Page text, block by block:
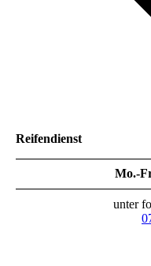
Reifendienst
Mo.-
unter